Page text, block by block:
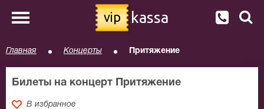
vip kassa
Главная Концерты Притяжение
Билеты на концерт Притяжение
В избранное